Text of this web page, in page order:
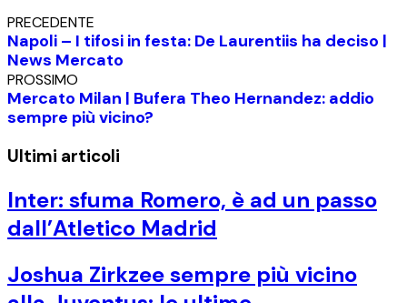
PRECEDENTE
Napoli – I tifosi in festa: De Laurentiis ha deciso |
News Mercato
PROSSIMO
Mercato Milan | Bufera Theo Hernandez: addio
sempre più vicino?
Ultimi articoli
Inter: sfuma Romero, è ad un passo
dall’Atletico Madrid
Joshua Zirkzee sempre più vicino